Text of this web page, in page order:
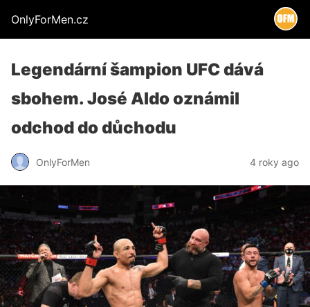
OnlyForMen.cz
Legendární šampion UFC dává
sbohem. José Aldo oznámil
odchod do důchodu
OnlyForMen 4 roky ago